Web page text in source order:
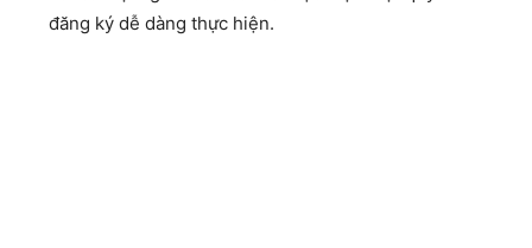
đăng ký dễ dàng thực hiện.